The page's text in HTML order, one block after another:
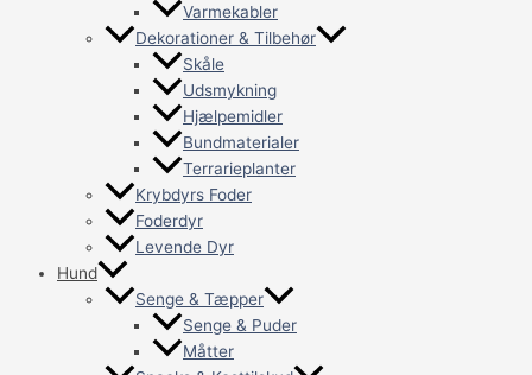
Varmekabler
Dekorationer & Tilbehør
Skåle
Udsmykning
Hjælpemidler
Bundmaterialer
Terrarieplanter
Krybdyrs Foder
Foderdyr
Levende Dyr
Hund
Senge & Tæpper
Senge & Puder
Måtter